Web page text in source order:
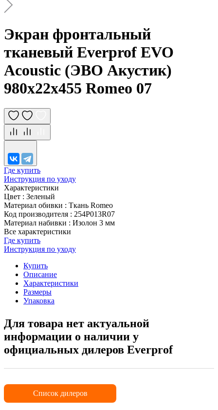
Экран фронтальный
тканевый Everprof EVO
Acoustic (ЭВО Акустик)
980х22x455 Romeo 07
Где купить
Инструкция по уходу
Характеристики
Цвет : Зеленый
Материал обивки : Ткань Romeo
Код производителя : 254P013R07
Материал набивки : Изолон 3 мм
Все характеристики
Где купить
Инструкция по уходу
Купить
Описание
Характеристики
Размеры
Упаковка
Для товара нет актуальной
информации о наличии у
официальных дилеров Everprof
Список дилеров